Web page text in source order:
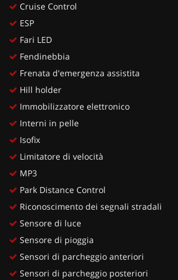
Cruise Control
ESP
Fari LED
Fendinebbia
Frenata d'emergenza assistita
Hill holder
Immobilizzatore elettronico
Interni in pelle
Isofix
Limitatore di velocità
MP3
Park Distance Control
Riconoscimento dei segnali stradali
Sensore di luce
Sensore di pioggia
Sensori di parcheggio anteriori
Sensori di parcheggio posteriori